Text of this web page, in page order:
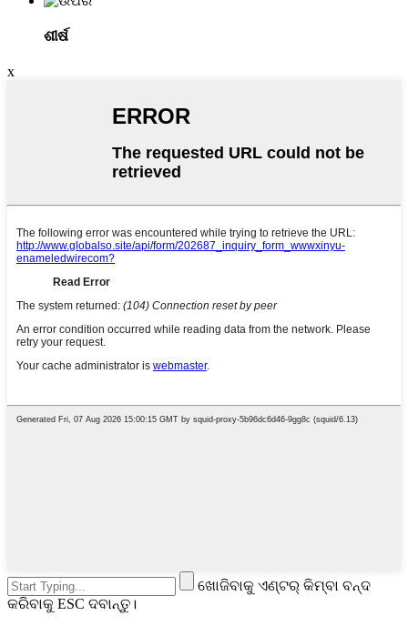
ଶୀର୍ଷ
x
ଖୋଜିବାକୁ ଏଣ୍ଟର୍ କିମ୍ବା ବନ୍ଦ
କରିବାକୁ ESC ଦବାନ୍ତୁ।